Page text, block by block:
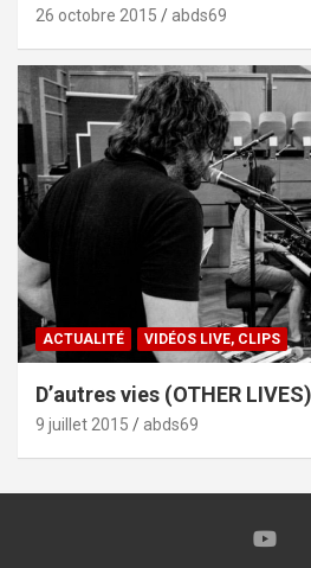
26 octobre 2015 abds69
ACTUALITÉ VIDÉOS LIVE, CLIPS
D’autres vies (OTHER
9 juillet 2015 abds69